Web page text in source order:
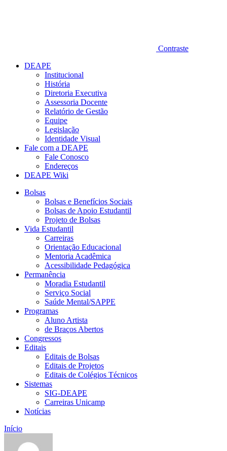
Contraste
DEAPE
Institucional
História
Diretoria Executiva
Assessoria Docente
Relatório de Gestão
Equipe
Legislação
Identidade Visual
Fale com a DEAPE
Fale Conosco
Endereços
DEAPE Wiki
Bolsas
Bolsas e Benefícios Sociais
Bolsas de Apoio Estudantil
Projeto de Bolsas
Vida Estudantil
Carreiras
Orientação Educacional
Mentoria Acadêmica
Acessibilidade Pedagógica
Permanência
Moradia Estudantil
Serviço Social
Saúde Mental/SAPPE
Programas
Aluno Artista
de Braços Abertos
Congressos
Editais
Editais de Bolsas
Editais de Projetos
Editais de Colégios Técnicos
Sistemas
SIG-DEAPE
Carreiras Unicamp
Notícias
Início